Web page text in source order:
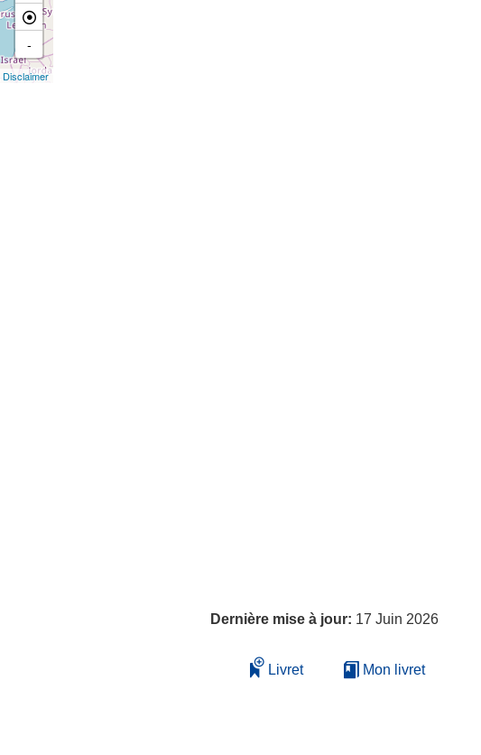
-
Disclaimer
Dernière mise à jour: 17 Juin 2026
Livret Mon livret